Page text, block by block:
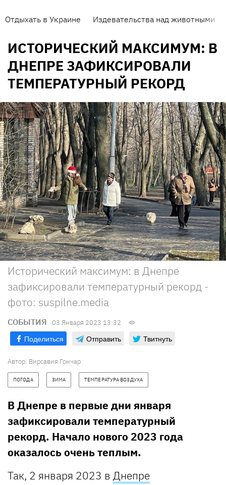
Отдыхать в Украине Издевательства над животными
ИСТОРИЧЕСКИЙ МАКСИМУМ: В
ДНЕПРЕ ЗАФИКСИРОВАЛИ
ТЕМПЕРАТУРНЫЙ РЕКОРД
Исторический максимум: в Днепре
зафиксировали температурный рекорд -
фото: suspilne.media
СОБЫТИЯ 03 Января 2023 13:32
Поделиться Отправить Твитнуть
Автор: Вирсавия Гончар
ПОГОДА ЗИМА ТЕМПЕРАТУРА ВОЗДУХА
В Днепре в первые дни января
зафиксировали температурный
рекорд. Начало нового 2023 года
оказалось очень теплым.
Так, 2 января 2023 в Днепре